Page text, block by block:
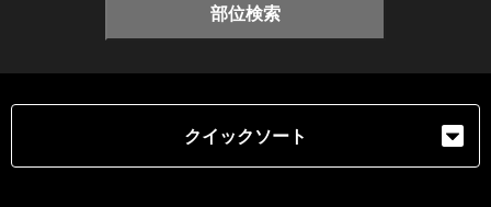
部位検索
クイックソート